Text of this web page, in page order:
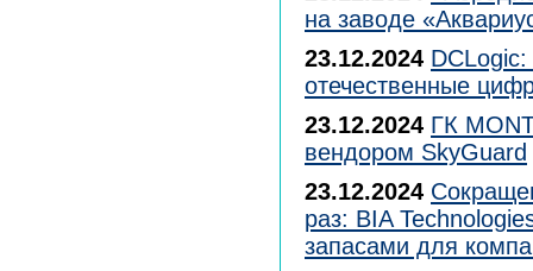
на заводе
23.12.2024
отечественные
23.12.2024 ГК
вендором SkyGuard
23.12.2024
раз: BIA
запасами для